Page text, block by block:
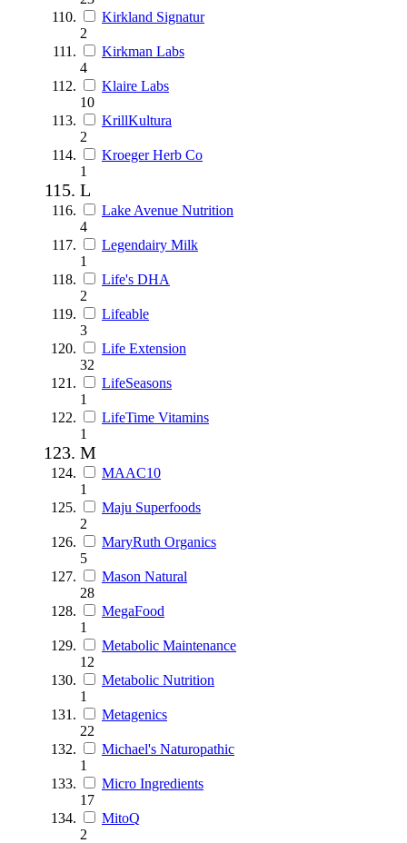
Kirkland Signatur
2
Kirkman Labs
4
Klaire Labs
10
KrillKultura
2
Kroeger Herb Co
1
L
Lake Avenue Nutrition
4
Legendairy Milk
1
Life's DHA
2
Lifeable
3
Life Extension
32
LifeSeasons
1
LifeTime Vitamins
1
M
MAAC10
1
Maju Superfoods
2
MaryRuth Organics
5
Mason Natural
28
MegaFood
1
Metabolic Maintenance
12
Metabolic Nutrition
1
Metagenics
22
Michael's Naturopathic
1
Micro Ingredients
17
MitoQ
2